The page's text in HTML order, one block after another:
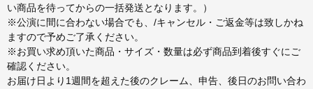
い商品を待ってからの一括発送となります。）
※公演に間に合わない場合でも、/キャンセル・ご返金等は致しかね
ますので予めご了承ください。
※お買い求め頂いた商品・サイズ・数量は必ず商品到着後すぐにご
確認ください。
お届け日より1週間を超えた後のクレーム、申告、後日のお問い合わ